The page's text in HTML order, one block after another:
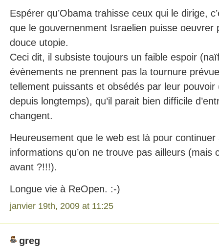
Espérer qu’Obama trahisse ceux qui le dirige,
que le gouvernenment Israelien puisse oeuvrer
douce utopie.
Ceci dit, il subsiste toujours un faible espoir
évènements ne prennent pas la tournure
tellement puissants et obsédés par leur pouvoir
depuis longtemps), qu’il parait bien difficile
changent.
Heureusement que le web est là pour
informations qu’on ne trouve pas ailleurs (mais
avant ?!!!).
Longue vie à ReOpen. :-)
janvier 19th, 2009 at 11:25
greg